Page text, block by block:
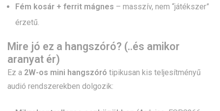
Fém kosár + ferrit mágnes – masszív, nem “játékszer”
érzetű.
Mire jó ez a hangszóró? (..és amikor
aranyat ér)
Ez a 2W-os mini hangszóró tipikusan kis teljesítményű
audió rendszerekben dolgozik: